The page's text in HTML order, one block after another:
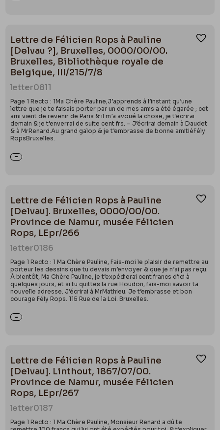
Lettre de Félicien Rops à Pauline
[Delvau ?], Bruxelles, 0000/00/00.
Bruxelles, Bibliothèque royale de
Belgique, III/215/7/8
letter0811
Page 1 Recto : 1Ma Chère Pauline,J’apprends à l’instant qu’une
lettre que je te faisais porter par un de mes amis a été égarée ; cet
ami vient de revenir de Paris & il m’a avoué la chose, je t’écrirai
demain & je t’enverrai de suite cent frs. – J’écrirai demain à Daudet
& à MrRenard.Au grand galop & je t’embrasse de bonne amitiéFély
RopsBruxelles.
Lettre de Félicien Rops à Pauline
[Delvau]. Bruxelles, 0000/00/00.
Province de Namur, musée Félicien
Rops, LEpr/266
letter0186
Page 1 Recto : 1 Ma Chère Pauline, Fais-moi le plaisir de remettre au
porteur les dessins que tu devais m’envoyer & que je n’ai pas reçu.
À bientôt, Ma Chère Pauline, je t’expédierai cent francs d’ici à
quelques jours, et si tu quittes la rue Houdon, fais-moi savoir ta
nouvelle adresse. J’écrirai à MrMathieu. Je t’embrasse et bon
courage Fély Rops. 115 Rue de la Loi. Bruxelles.
Lettre de Félicien Rops à Pauline
[Delvau]. Linthout, 1867/07/00.
Province de Namur, musée Félicien
Rops, LEpr/267
letter0187
Page 1 Recto : 1 Ma Chère Pauline, Monsieur Renard a dû te